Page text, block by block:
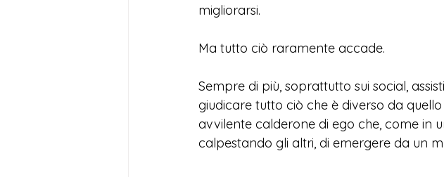
migliorarsi.
Ma tutto ciò raramente accade.
Sempre di più, soprattutto sui social,
giudicare tutto ciò che è diverso da
avvilente calderone di ego che, come in
calpestando gli altri, di emergere da un